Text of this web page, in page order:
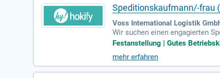
Speditionskaufmann/-frau
Voss International Logistik
Wir suchen einen engagierten
nd Spezialtransportbranche.
entwickeln Sie innovative
ngen an. Dank unserer
erden Sie Teil eines
Festanstellung | Gutes
mehr erfahren